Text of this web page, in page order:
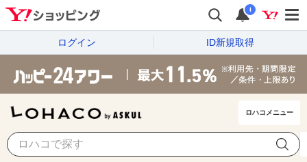
i
ログイン ID新規取得
ロハコメニュー